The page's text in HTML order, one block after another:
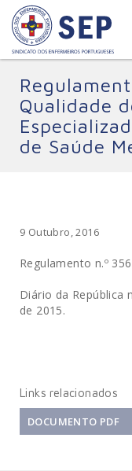
Qualidade
de Saúde
9 Outubro, 2016
Regulamento n.º
Diário da República
de 2015.
Links relacionados
DOCUMENTO PDF